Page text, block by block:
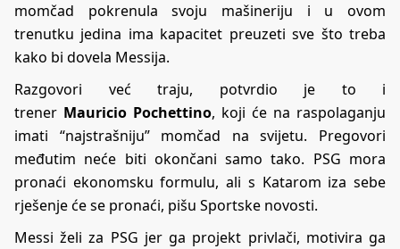
momčad pokrenula svoju mašineriju i u ovom
trenutku jedina ima kapacitet preuzeti sve što treba
kako bi dovela Messija.
Razgovori već traju, potvrdio je to i
trener Mauricio Pochettino, koji će na raspolaganju
imati “najstrašniju” momčad na svijetu. Pregovori
međutim neće biti okončani samo tako. PSG mora
pronaći ekonomsku formulu, ali s Katarom iza sebe
rješenje će se pronaći, pišu Sportske novosti.
Messi želi za PSG jer ga projekt privlači, motivira ga